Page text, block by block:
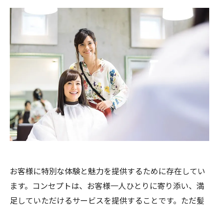
お客様に特別な体験と魅力を提供するために存在してい
ます。コンセプトは、お客様一人ひとりに寄り添い、満
足していただけるサービスを提供することです。ただ髪